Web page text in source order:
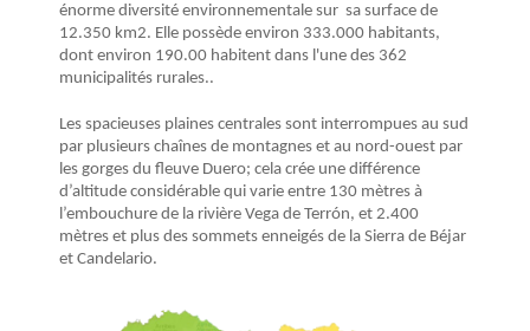
énorme diversité environnementale sur sa surface de
12.350 km2. Elle possède environ 333.000 habitants,
dont environ 190.00 habitent dans l'une des 362
municipalités rurales..
Les spacieuses plaines centrales sont interrompues au sud
par plusieurs chaînes de montagnes et au nord-ouest par
les gorges du fleuve Duero; cela crée une différence
d’altitude considérable qui varie entre 130 mètres à
l’embouchure de la rivière Vega de Terrón, et 2.400
mètres et plus des sommets enneigés de la Sierra de Béjar
et Candelario.